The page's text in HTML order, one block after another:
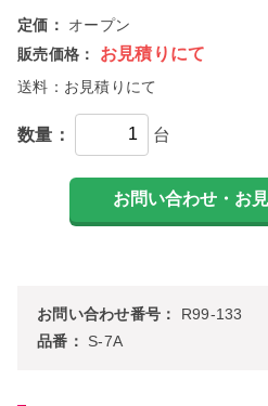
定価：
オープン
販売価格：
お見積りにて
送料： お見積りにて
数量： 台
お問い合わせ番号：
R99-133
品番：
S-7A